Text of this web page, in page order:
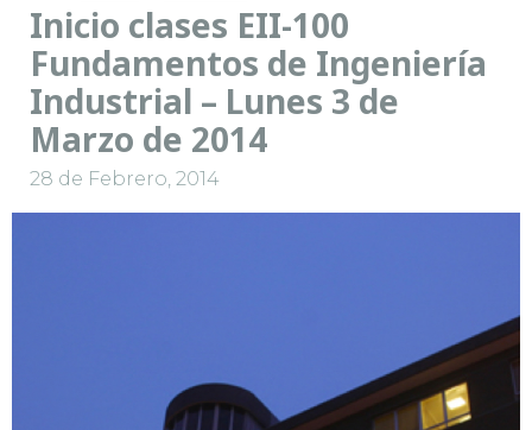
Inicio clases EII-100
Fundamentos de Ingeniería
Industrial – Lunes 3 de
Marzo de 2014
28 de Febrero, 2014